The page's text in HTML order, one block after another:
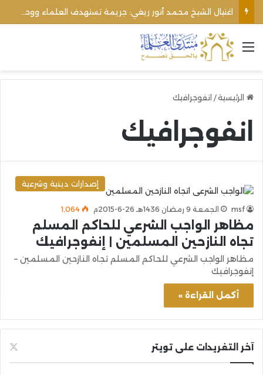
القائمة
الرئيسية/ انفوجرافيك
انفوجرافيك
إصدارات دينية وشرعية
msf الجمعة 9 رمضان 1436هـ 26-6-2015م 1٬064
مظاهر الواجب الشرعي للحاكم المسلم
تجاه النازحين المسلمين | إنفوجرافيك
مظاهر الواجب الشرعي للحاكم المسلم تجاه النازحين المسلمين –
إنفوجرافيك
أكمل القراءة »
آخر التغريدات على تويتر